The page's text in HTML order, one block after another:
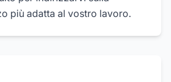
più adatta al vostro lavoro.